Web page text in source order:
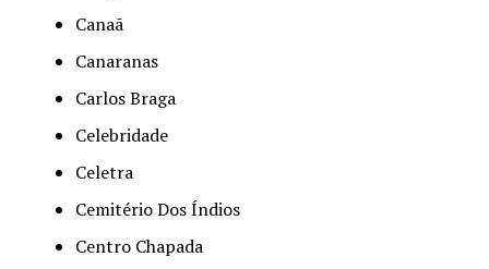
Canaã
Canaranas
Carlos Braga
Celebridade
Celetra
Cemitério Dos Índios
Centro Chapada